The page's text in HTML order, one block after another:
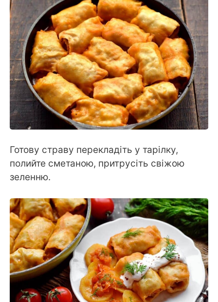
Готову страву перекладіть у тарілку,
полийте сметаною, притрусіть свіжою
зеленню.